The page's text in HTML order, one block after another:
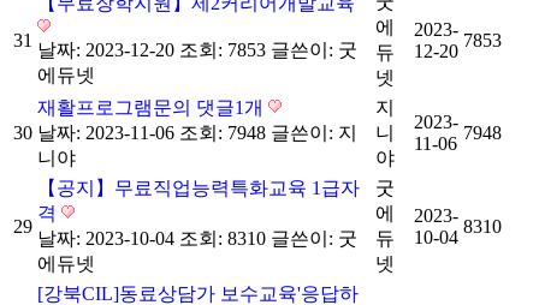
31 날짜: 2023-12-20 조회: 7853 글쓴이: 굿
에듀넷
에
듀
넷
2023-
12-20
7853
30
재활프로그램문의 댓글1개
날짜: 2023-11-06 조회: 7948 글쓴이: 지
니야
지
니
야
2023-
11-06
7948
29
【공지】무료직업능력특화교육 1급자
격
날짜: 2023-10-04 조회: 8310 글쓴이: 굿
에듀넷
굿
에
듀
넷
2023-
10-04
8310
[강북CIL]동료상담가 보수교육'응답하